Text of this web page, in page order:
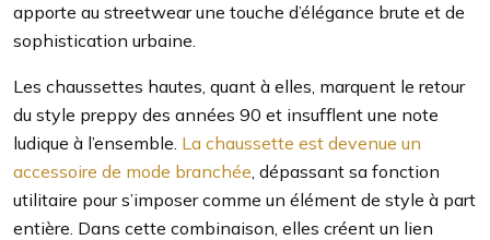
apporte au streetwear une touche d’élégance brute et de
sophistication urbaine.
Les chaussettes hautes, quant à elles, marquent le retour
du style preppy des années 90 et insufflent une note
ludique à l’ensemble. La chaussette est devenue un
accessoire de mode branchée, dépassant sa fonction
utilitaire pour s’imposer comme un élément de style à part
entière. Dans cette combinaison, elles créent un lien